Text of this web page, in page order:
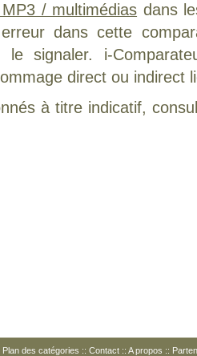
/ multimédias dans
dans cette
le signaler. i-
direct ou indirect
à titre indicatif,
Plan des catégories :: Contact :: A propos ::